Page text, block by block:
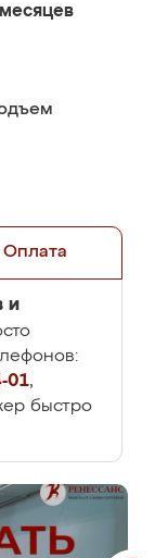
Оплата
и
01,
быстро